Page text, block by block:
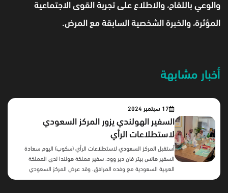
والوعي باللقاح، والاطلاع على تجربة القوى الاجتماعية
المؤثرة، والخبرة الشخصية السابقة مع المرض.
أخبار مشابهة
17 سبتمبر 2024
السفير الهولندي يزور المركز السعودي
لاستطلاعات الرأي
أستقبل المركز السعودي لاستطلاعات الرأي (سكوب) اليوم سعادة
السفير هانس بيتر فان دير وود، سفير مملكة هولندا لدى المملكة
العربية السعودية مع وفده المرافق. وقد عرض المركز السعودي
منهجيته في تنفيذ استطلاعاته و نتائج اتجاهات المجتمع وآراءه حول